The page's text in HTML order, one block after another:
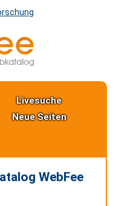
Livesuche
Neue Seiten
WebFee